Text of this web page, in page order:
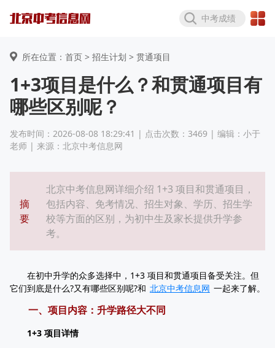
中考成绩
所在位置：首页 > 招生计划 > 贯通项目
1+3项目是什么？和贯通项目有
哪些区别呢？
发布时间：2026-08-08 18:29:41 | 点击次数：3469 | 编辑：小于
老师 | 来源：北京中考信息网
摘
要
北京中考信息网详细介绍 1+3 项目和贯通项目，
包括内容、免考情况、招生对象、学历、招生学
校等方面的区别，为初中生及家长提供升学参
考。
在初中升学的众多选择中，1+3 项目和贯通项目备受关注。但
它们到底是什么?又有哪些区别呢?和 北京中考信息网 一起来了解。
一、项目内容：升学路径大不同
1+3 项目详情